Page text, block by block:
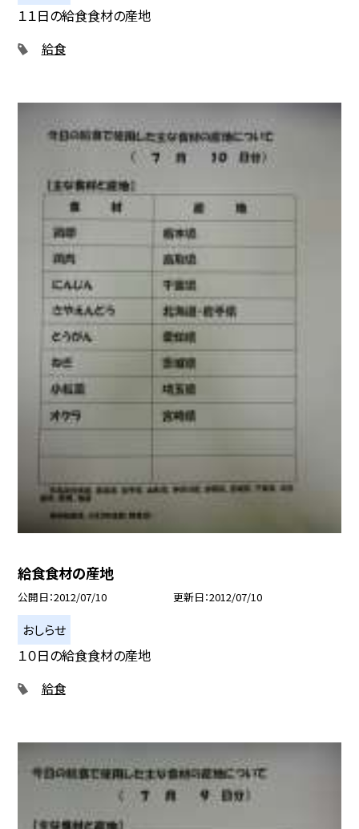
１１日の給食食材の産地
給食
給食食材の産地
公開日 2012/07/10 更新日 2012/07/10
おしらせ
１０日の給食食材の産地
給食